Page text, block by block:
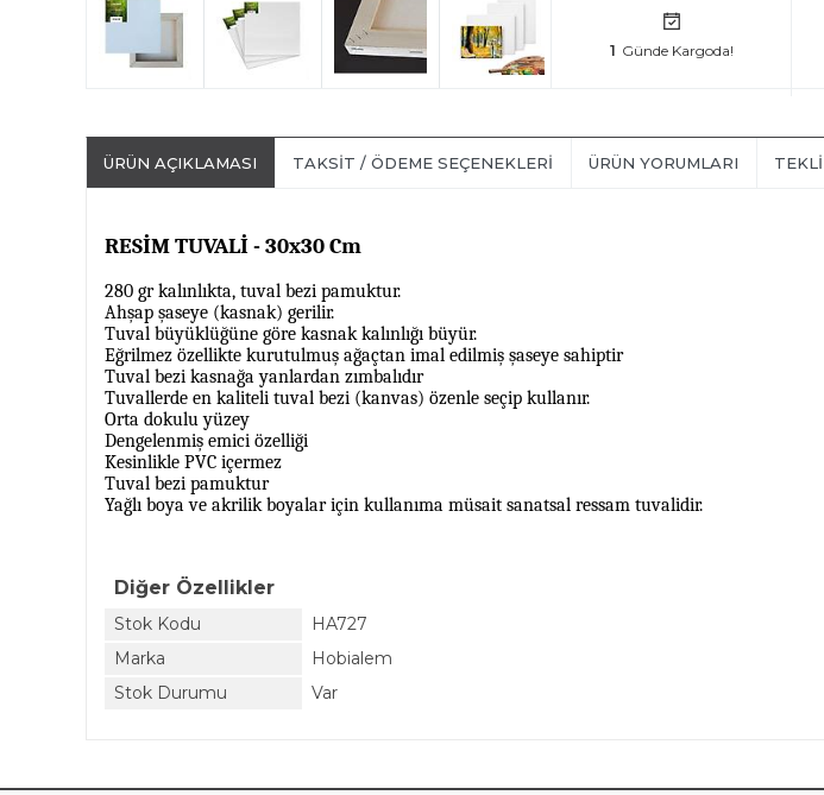
1
ÜRÜN AÇIKLAMASI TAKSIT / ÖDEME SEÇENEKLERI ÜRÜN YORUMLARI
RESİM TUVALİ - 30x30 Cm
280 gr kalınlıkta, tuval bezi pamuktur.
Ahşap şaseye (kasnak) gerilir.
Tuval büyüklüğüne göre kasnak kalınlığı büyür.
Eğrilmez özellikte kurutulmuş ağaçtan imal edilmiş şaseye sahiptir
Tuval bezi kasnağa yanlardan zımbalıdır
Tuvallerde en kaliteli tuval bezi (kanvas) özenle seçip kullanır.
Orta dokulu yüzey
Dengelenmiş emici özelliği
Kesinlikle PVC içermez
Tuval bezi pamuktur
Yağlı boya ve akrilik boyalar için kullanıma müsait sanatsal ressam tuvalidir.
Diğer Özellikler
Stok Kodu
HA727
Marka
Hobialem
Stok Durumu
Var